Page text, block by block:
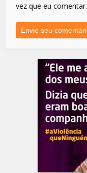
vez que eu comentar.